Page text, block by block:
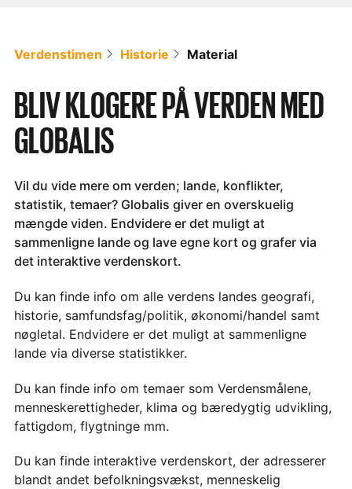
Verdenstimen Historie Material
BLIV KLOGERE PÅ VERDEN MED
GLOBALIS
Vil du vide mere om verden; lande, konflikter,
statistik, temaer? Globalis giver en overskuelig
mængde viden. Endvidere er det muligt at
sammenligne lande og lave egne kort og grafer via
det interaktive verdenskort.
Du kan finde info om alle verdens landes geografi,
historie, samfundsfag/politik, økonomi/handel samt
nøgletal. Endvidere er det muligt at sammenligne
lande via diverse statistikker.
Du kan finde info om temaer som Verdensmålene,
menneskerettigheder, klima og bæredygtig udvikling,
fattigdom, flygtninge mm.
Du kan finde interaktive verdenskort, der adresserer
blandt andet befolkningsvækst, menneskelig